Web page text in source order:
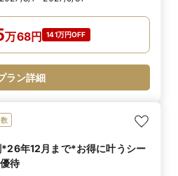
万68円 141万円OFF
ラン詳細
*26年12月まで*お得に叶うシー
待